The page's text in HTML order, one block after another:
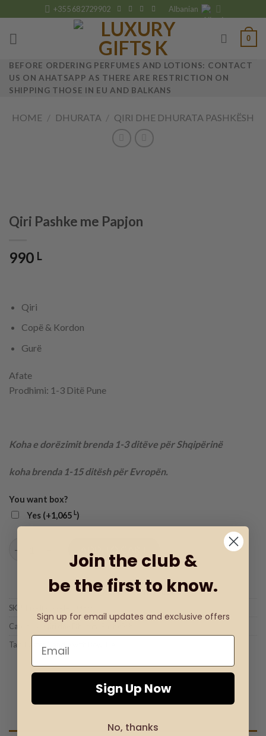
to
content
+355 682729902 Albanian
0
BEFORE ORDERING PERFUMES AND LOTIONS: CONTACT
US ON AHATSAPP AS THERE ARE RESTRICTION ON
SHIPPING THOSE IN EU AND BALKANS
HOME / DHURATA / QIRI DHE DHURATA PASHKËSH
Qiri Pashke me Papjon
990 L
Qiri
Copë & Kordon
Gurë
Afate
Prodhimi: 1-3 Ditë Pune
Koha e dorëzimit brenda 1-3 ditëve për Shqipërinë
koha brenda 1-15 ditësh për Evropën.
You want box?
Yes (+1,065 L)
Add to wishlist
SKU:
Category:
Tag:
Join the club &
be the first to know.
Sign up for email updates and exclusive offers
Sign Up Now
No, thanks